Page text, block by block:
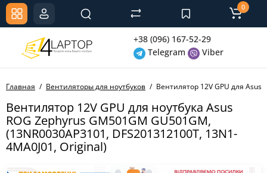
+38 (096) 167-52-29
Telegram
Viber
0
Главная Вентиляторы для ноутбуков Вентилятор 12V GPU для Asus
Вентилятор 12V GPU для ноутбука Asus
ROG Zephyrus GM501GM GU501GM,
(13NR0030AP3101, DFS201312100T, 13N1-
4MA0J01, Original)